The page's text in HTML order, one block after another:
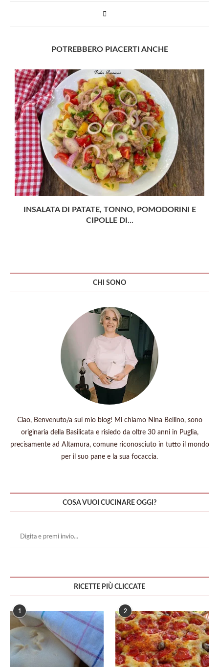
POTREBBERO PIACERTI ANCHE
INSALATA DI PATATE, TONNO, POMODORINI E
CIPOLLE DI...
CHI SONO
Ciao, Benvenuto/a sul mio blog! Mi chiamo Nina Bellino, sono
originaria della Basilicata e risiedo da oltre 30 anni in Puglia,
precisamente ad Altamura, comune riconosciuto in tutto il mondo
per il suo pane e la sua focaccia.
COSA VUOI CUCINARE OGGI?
RICETTE PIÙ CLICCATE
1 2